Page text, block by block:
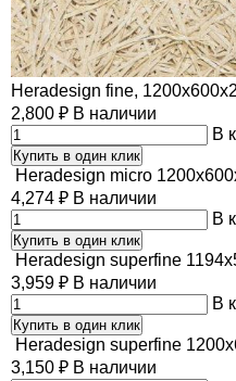
Heradesign fine,
2,800 ₽ В наличии
В
Купить в один клик
Heradesign micro
4,274 ₽ В наличии
В
Купить в один клик
Heradesign superfine
3,959 ₽ В наличии
В
Купить в один клик
Heradesign superfine
3,150 ₽ В наличии